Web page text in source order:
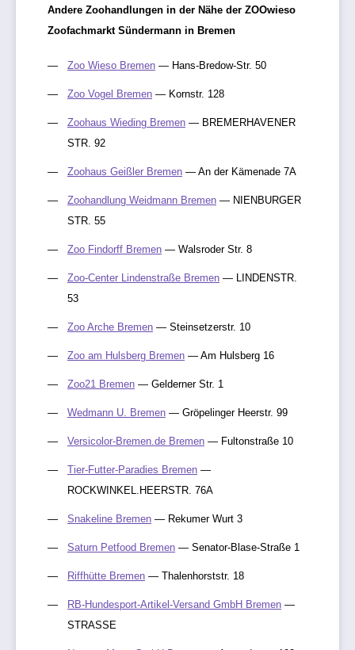
Andere Zoohandlungen in der Nähe der ZOOwieso
Zoofachmarkt Sündermann in Bremen
Zoo Wieso Bremen — Hans-Bredow-Str. 50
Zoo Vogel Bremen — Kornstr. 128
Zoohaus Wieding Bremen — BREMERHAVENER
STR. 92
Zoohaus Geißler Bremen — An der Kämenade 7A
Zoohandlung Weidmann Bremen — NIENBURGER
STR. 55
Zoo Findorff Bremen — Walsroder Str. 8
Zoo-Center Lindenstraße Bremen — LINDENSTR.
53
Zoo Arche Bremen — Steinsetzerstr. 10
Zoo am Hulsberg Bremen — Am Hulsberg 16
Zoo21 Bremen — Gelderner Str. 1
Wedmann U. Bremen — Gröpelinger Heerstr. 99
Versicolor-Bremen.de Bremen — Fultonstraße 10
Tier-Futter-Paradies Bremen —
ROCKWINKEL.HEERSTR. 76A
Snakeline Bremen — Rekumer Wurt 3
Saturn Petfood Bremen — Senator-Blase-Straße 1
Riffhütte Bremen — Thalenhorststr. 18
RB-Hundesport-Artikel-Versand GmbH Bremen —
STRASSE